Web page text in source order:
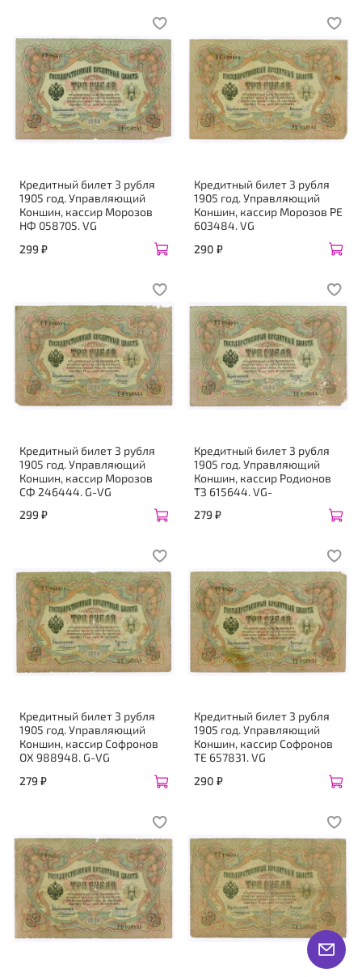
Кредитный билет 3 рубля
1905 год. Управляющий
Коншин, кассир Морозов
НФ 058705. VG
299 ₽
Кредитный билет 3 рубля
1905 год. Управляющий
Коншин, кассир Морозов РЕ
603484. VG
290 ₽
Кредитный билет 3 рубля
1905 год. Управляющий
Коншин, кассир Морозов
СФ 246444. G-VG
299 ₽
Кредитный билет 3 рубля
1905 год. Управляющий
Коншин, кассир Родионов
ТЗ 615644. VG-
279 ₽
Кредитный билет 3 рубля
1905 год. Управляющий
Коншин, кассир Софронов
ОХ 988948. G-VG
279 ₽
Кредитный билет 3 рубля
1905 год. Управляющий
Коншин, кассир Софронов
ТЕ 657831. VG
290 ₽